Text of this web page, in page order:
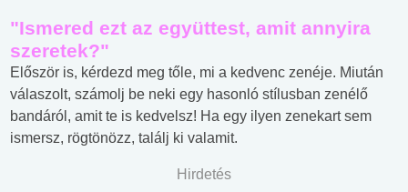
"Ismered ezt az együttest, amit annyira
szeretek?"
Először is, kérdezd meg tőle, mi a kedvenc zenéje. Miután
válaszolt, számolj be neki egy hasonló stílusban zenélő
bandáról, amit te is kedvelsz! Ha egy ilyen zenekart sem
ismersz, rögtönözz, találj ki valamit.
Hirdetés